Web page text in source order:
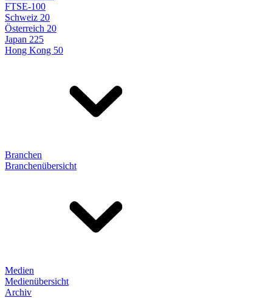
FTSE-100
Schweiz 20
Österreich 20
Japan 225
Hong Kong 50
Branchen
Branchenübersicht
Medien
Medienübersicht
Archiv